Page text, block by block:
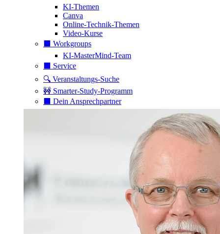
KI-Themen
Canva
Online-Technik-Themen
Video-Kurse
⬛️ Workgroups
KI-MasterMind-Team
⬛️ Service
🔍 Veranstaltungs-Suche
🚧 Smarter-Study-Programm
⬛️ Dein Ansprechpartner